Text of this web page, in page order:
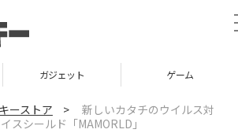
ガジェット ゲーム
ーストア >
新しいカタチのウイルス対
スシールド「MAMORLD」